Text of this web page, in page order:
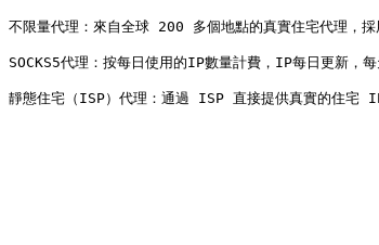
不限量代理：來自全球 200 多個地點的真實住宅代理，採
SOCKS5代理：按每日使用的IP數量計費，IP每日更新，